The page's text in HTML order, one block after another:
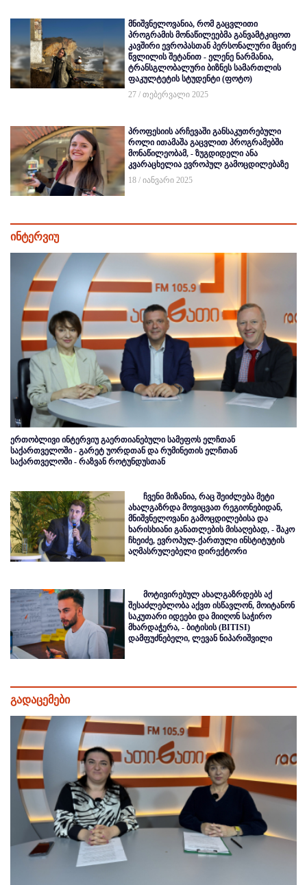
მნიშვნელოვანია, რომ გაცვლითი
პროგრამის მონაწილეებმა განვამტკიცოთ
კავშირი ევროპასთან პერსონალური მცირე
წვლილის შეტანით - ელენე ნარმანია,
ტრანსგლობალური ბიზნეს სამართლის
ფაკულტეტის სტუდენტი (ფოტო)
27 / თებერვალი 2025
პროფესიის არჩევაში განსაკუთრებული
როლი ითამაშა გაცვლით პროგრამებში
მონაწილეობამ, - ზუგდიდელი ანა
კვარაცხელია ევროპულ გამოცდილებაზე
18 / იანვარი 2025
ინტერვიუ
ერთობლივი ინტერვიუ გაერთიანებული სამეფოს ელჩთან
საქართველოში - გარეტ უორდთან და რუმინეთის ელჩთან
საქართველოში - რაზვან როტუნდუსთან
ჩვენი მიზანია, რაც შეიძლება მეტი
ახალგაზრდა მოვიცვათ რეგიონებიდან,
მნიშვნელოვანი გამოცდილებისა და
ხარისხიანი განათლების მისაღებად, - შაკო
ჩხეიძე, ევროპულ-ქართული ინსტიტუტის
აღმასრულებელი დირექტორი
მოტივირებულ ახალგაზრდებს აქ
შესაძლებლობა აქვთ ისწავლონ, მოიტანონ
საკუთარი იდეები და მიიღონ საჭირო
მხარდაჭერა, - ბიტისის (BITISI)
დამფუძნებელი, ლევან ნიპარიშვილი
გადაცემები